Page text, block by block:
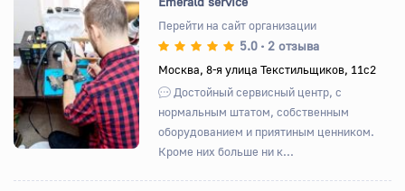
Назад Вперед
Перейти на сайт организации
5.0 • 2 отзыва
Москва, 8-я улица Текстильщиков, 11с2
Достойный сервисный центр, с
нормальным штатом, собственным
оборудованием и приятиным ценником.
Кроме них больше ни к...